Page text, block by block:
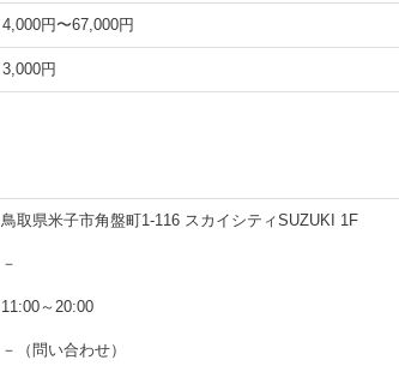
4,000円〜67,000円
3,000円
鳥取県米子市角盤町1-116 スカイシティSUZUKI 1F
－
11:00～20:00
－（問い合わせ）